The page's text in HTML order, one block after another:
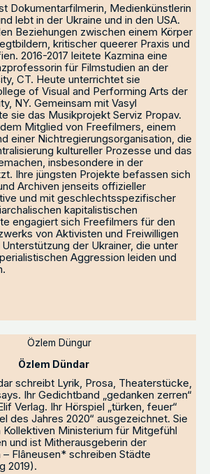
Dokumentarfilmerin, Medienkünstlerin
lebt in der Ukraine und in den USA.
Beziehungen zwischen einem Körper
kritischer queerer Praxis und
2016-2017 leitete Kazmina eine
für Filmstudien an der
CT. Heute unterrichtet sie
of Visual and Performing Arts der
NY. Gemeinsam mit Vasyl
sie das Musikprojekt Serviz Propav.
Mitglied von Freefilmers, einem
einer Nichtregierungsorganisation, die
kultureller Prozesse und das
insbesondere in der
Ihre jüngsten Projekte befassen sich
Archiven jenseits offizieller
und mit geschlechtsspezifischer
kapitalistischen
engagiert sich Freefilmers für den
von Aktivisten und Freiwilligen
der Ukrainer, die unter
Aggression leiden und
Özlem Dündar
schreibt Lyrik, Prosa, Theaterstücke,
Ihr Gedichtband „gedanken zerren“
Verlag. Ihr Hörspiel „türken, feuer“
des Jahres 2020“ ausgezeichnet. Sie
Ministerium für Mitgefühl
und ist Mitherausgeberin der
Flâneusen* schreiben Städte
2019).